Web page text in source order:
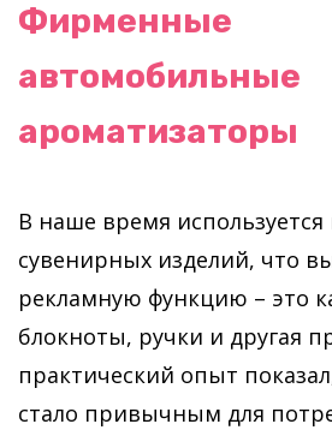
Фирменные
автомобильные
ароматизаторы
В наше время
сувенирных изделий, что
рекламную функцию – это
блокноты, ручки и другая
практический опыт
стало привычным для